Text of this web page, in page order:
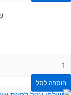
הוספה לסל